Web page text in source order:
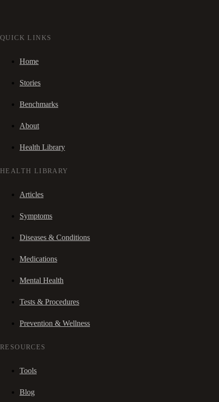
QUICK LINKS
Home
Stories
Benchmarks
About
Health Library
HEALTH LIBRARY
Articles
Symptoms
Diseases & Conditions
Medications
Mental Health
Tests & Procedures
Prevention & Wellness
RESOURCES
Tools
Blog